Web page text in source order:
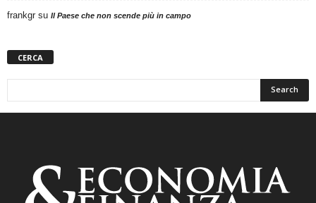
frankgr su Il Paese che non scende più in campo
CERCA